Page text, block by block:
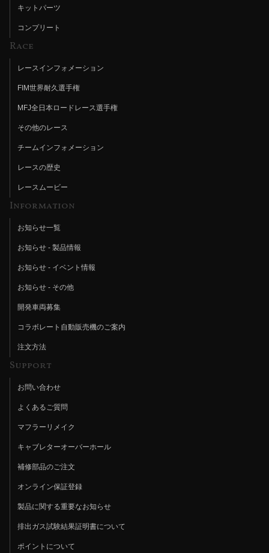
キットパーツ
コンプリート
Race
レースインフォメーション
FIM世界耐久選手権
MFJ全日本ロードレース選手権
その他のレース
チームインフォメーション
レースの歴史
レースムービー
Information
お知らせ一覧
お知らせ - 製品情報
お知らせ - イベント情報
お知らせ - その他
開発車両募集
コラボレート自動販売機のご案内
注文方法
Support
お問い合わせ
よくあるご質問
マフラーリメイク
キャブレターオーバーホール
補修部品のご注文
オンライン保証登録
製品に関する重要なお知らせ
排出ガス試験結果証明書について
ポイントについて